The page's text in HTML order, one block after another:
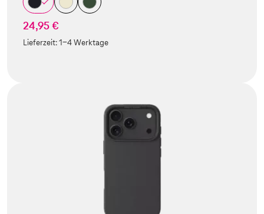
24,95 €
Lieferzeit:1-4 Werktage